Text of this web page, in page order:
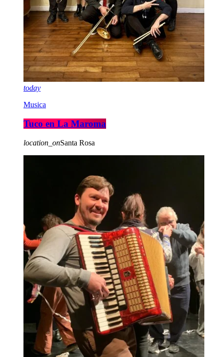
today
Musica
Tuco en La Maroma
location_onSanta Rosa